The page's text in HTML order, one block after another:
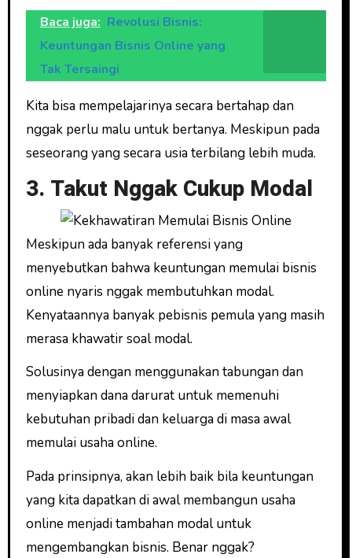
Baca juga: Revolusi Bisnis:
Keuntungan Bisnis Online yang
Tak Tersaingi
Kita bisa mempelajarinya secara bertahap dan
nggak perlu malu untuk bertanya. Meskipun pada
seseorang yang secara usia terbilang lebih muda.
3. Takut Nggak Cukup Modal
Meskipun ada banyak referensi yang
menyebutkan bahwa keuntungan memulai bisnis
online nyaris nggak membutuhkan modal.
Kenyataannya banyak pebisnis pemula yang masih
merasa khawatir soal modal.
Solusinya dengan menggunakan tabungan dan
menyiapkan dana darurat untuk memenuhi
kebutuhan pribadi dan keluarga di masa awal
memulai usaha online.
Pada prinsipnya, akan lebih baik bila keuntungan
yang kita dapatkan di awal membangun usaha
online menjadi tambahan modal untuk
mengembangkan bisnis. Benar nggak?